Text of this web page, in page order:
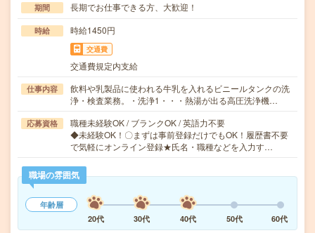
期間 長期でお仕事できる方、大歓迎！
時給 時給1450円
交通費
交通費規定内支給
仕事内容
飲料や乳製品に使われる牛乳を入れるビニールタンクの洗
浄・検査業務。・洗浄1・・・熱湯が出る高圧洗浄機…
応募資格
職種未経験OK / ブランクOK / 英語力不要
◆未経験OK！〇まずは事前登録だけでもOK！履歴書不要
で気軽にオンライン登録★氏名・職種などを入力す…
職場の雰囲気
年齢層
20代
30代 40代 50代 60代